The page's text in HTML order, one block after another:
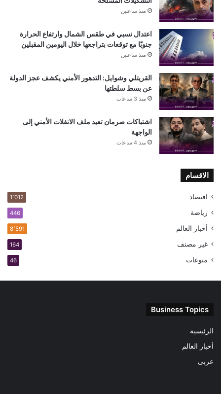
منذ ساعتين
اعتدال نسبي في طقس الشمال وارتفاع الحرارة
جنوبًا مع توقعات بتراجعها خلال اليومين المقبلين
منذ ساعتين
القريتلي وشوايل: التدهور الأمني يكشف عجز الدولة
عن بسط سلطتها
منذ 3 ساعات
اشتباكات صرمان تعيد ملف الانفلات الأمني إلى
الواجهة
منذ 4 ساعات
الاقسام
اقتصاد 1٬012
رياضة 446
أخبار العالم 8٬591
غير مصنف 164
منوعات 46
Business Topics
الرئيسية
أخبار العالم
عربى